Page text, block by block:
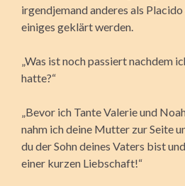
irgendjemand anderes als
einiges geklärt werden.
„Was ist noch passiert nachdem
hatte?“
„Bevor ich Tante Valerie und
nahm ich deine Mutter zur Seite
du der Sohn deines Vaters bist
einer kurzen Liebschaft!“